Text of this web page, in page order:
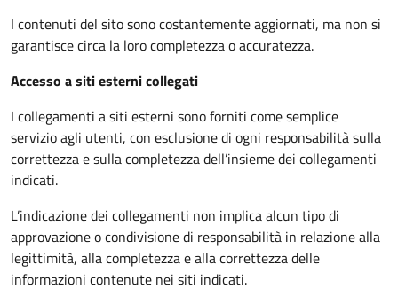
I contenuti del sito sono costantemente aggiornati, ma non si
garantisce circa la loro completezza o accuratezza.
Accesso a siti esterni collegati
I collegamenti a siti esterni sono forniti come semplice
servizio agli utenti, con esclusione di ogni responsabilità sulla
correttezza e sulla completezza dell’insieme dei collegamenti
indicati.
L’indicazione dei collegamenti non implica alcun tipo di
approvazione o condivisione di responsabilità in relazione alla
legittimità, alla completezza e alla correttezza delle
informazioni contenute nei siti indicati.